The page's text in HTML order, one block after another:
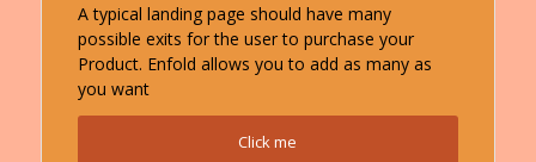
A typical landing page should have many
possible exits for the user to purchase your
Product. Enfold allows you to add as many as
you want
Click me